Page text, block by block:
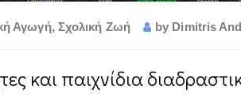
Αγωγή, Σχολική Ζωή by Dimitris
και παιχνίδια